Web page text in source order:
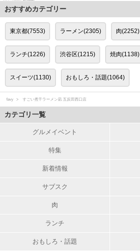
おすすめカテゴリー
東京都(7553) ラーメン(2305) 肉(2252)
ランチ(1226) 渋谷区(1215) 焼肉(1138)
スイーツ(1130) おもしろ・話題(1064)
favy すごい煮干ラーメン凪 五反田西口店
カテゴリ一覧
グルメイベント
特集
新着情報
サブスク
肉
ランチ
おもしろ・話題